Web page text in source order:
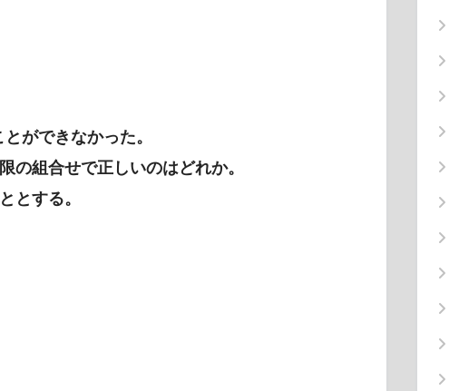
ができなかった。
組合せで正しいのはどれか。
とする。